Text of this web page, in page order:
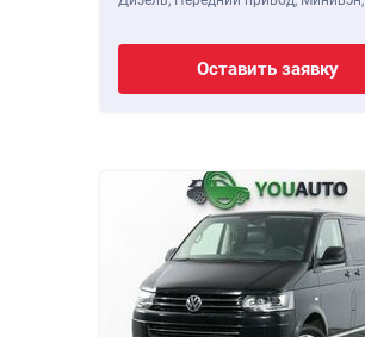
Оставить заявку